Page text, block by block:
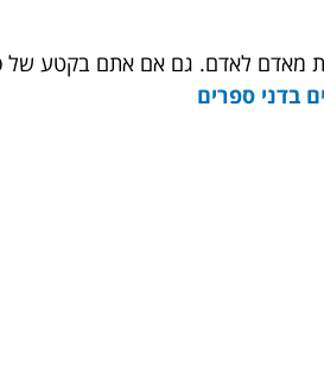
מאדם לאדם. גם אם אתם בקטע של
בדני ספרים